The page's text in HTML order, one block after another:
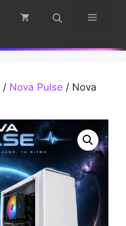
Menu
/ Nova Pulse / Nova